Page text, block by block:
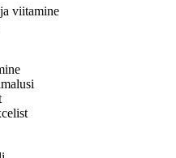
viitamine